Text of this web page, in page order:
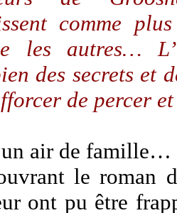
comme
les autres…
des secrets et
de percer
un air de famille…
le roman
ont pu être